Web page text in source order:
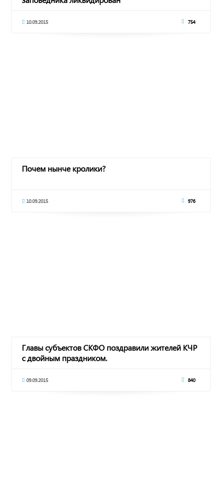
10.09.2015 754
Почем нынче кролики?
10.09.2015 976
Главы субъектов СКФО поздравили жителей КЧР
с двойным праздником.
09.09.2015 840